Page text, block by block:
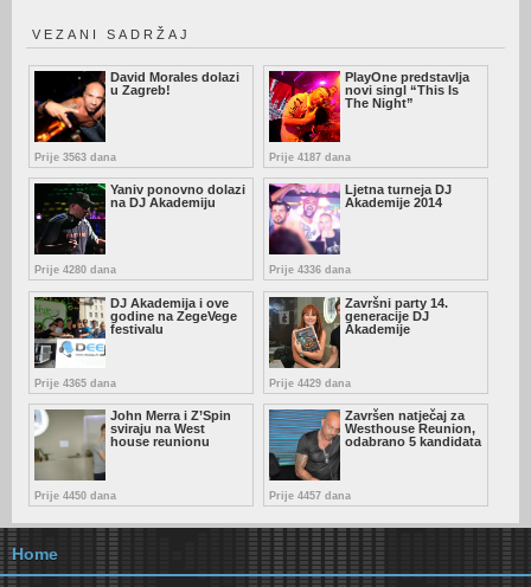
VEZANI SADRŽAJ
David Morales dolazi
u Zagreb!
Prije 3563 dana
PlayOne predstavlja
novi singl “This Is
The Night”
Prije 4187 dana
Yaniv ponovno dolazi
na DJ Akademiju
Prije 4280 dana
Ljetna turneja DJ
Akademije 2014
Prije 4336 dana
DJ Akademija i ove
godine na ZegeVege
festivalu
Prije 4365 dana
Završni party 14.
generacije DJ
Akademije
Prije 4429 dana
John Merra i Z’Spin
sviraju na West
house reunionu
Prije 4450 dana
Završen natječaj za
Westhouse Reunion,
odabrano 5 kandidata
Prije 4457 dana
Home